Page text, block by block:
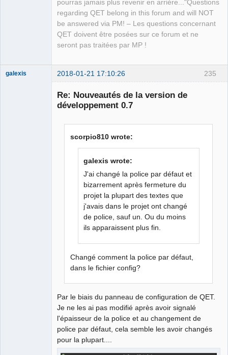
pourras jamais plus revenir en arrière..."Questions
regarding QET belong in this forum and will NOT
be answered via PM! – Les questions concernant
QET doivent être posées sur ce forum et ne
seront pas traitées par MP !
235
galexis 2018-01-21 17:10:26
Re: Nouveautés de la version de
développement 0.7
scorpio810 wrote:
galexis wrote:
J'ai changé la police par défaut et
bizarrement après fermeture du
projet la plupart des textes que
j'avais dans le projet ont changé
de police, sauf un. Ou du moins
ils apparaissent plus fin.
Changé comment la police par défaut,
dans le fichier config?
Par le biais du panneau de configuration de QET.
Je ne les ai pas modifié après avoir signalé
l'épaisseur de la police et au changement de
police par défaut, cela semble les avoir changés
pour la plupart....